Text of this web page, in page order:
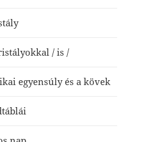
/ is /
egyensúly és a kövek